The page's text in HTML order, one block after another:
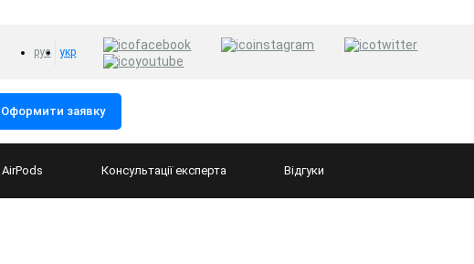
рус укр
Оформити заявку
AirPods Консультаціїексперта Відгуки